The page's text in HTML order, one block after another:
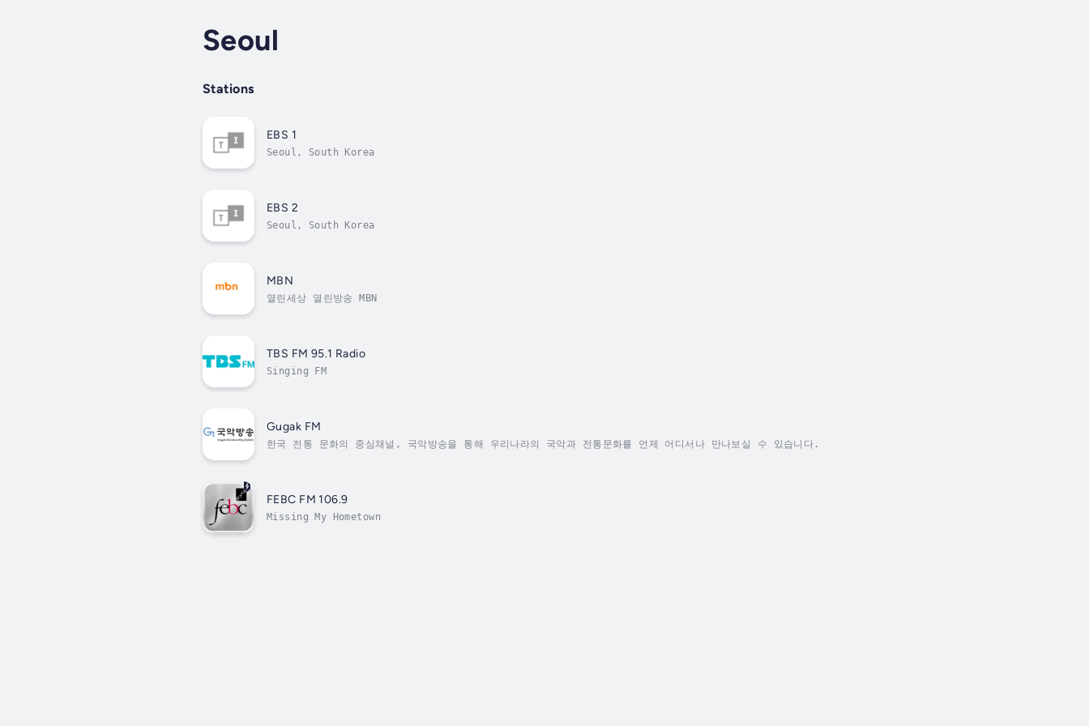
Seoul
Stations
EBS 1
Seoul, South Korea
EBS 2
Seoul, South Korea
MBN
열린세상 열린방송 MBN
TBS FM 95.1 Radio
Singing FM
Gugak FM
한국 전통 문화의 중심채널, 국악방송을 통해 우리나라의 국악과 전통문화를 언제 어디서나 만나보실 수 있습니다.
FEBC FM 106.9
Missing My Hometown